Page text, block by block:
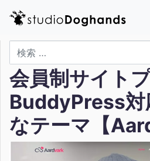
検索
会員制サイト
BuddyPress対
なテーマ【